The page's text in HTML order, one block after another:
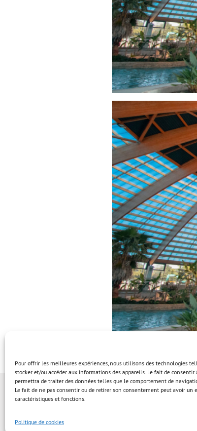
Pour offrir les meilleures expériences, nous utilisons des technologies
stocker et/ou accéder aux informations des appareils. Le fait de consentir
permettra de traiter des données telles que le comportement de
Le fait de ne pas consentir ou de retirer son consentement peut avoir un
caractéristiques et fonctions.
Politique de cookies